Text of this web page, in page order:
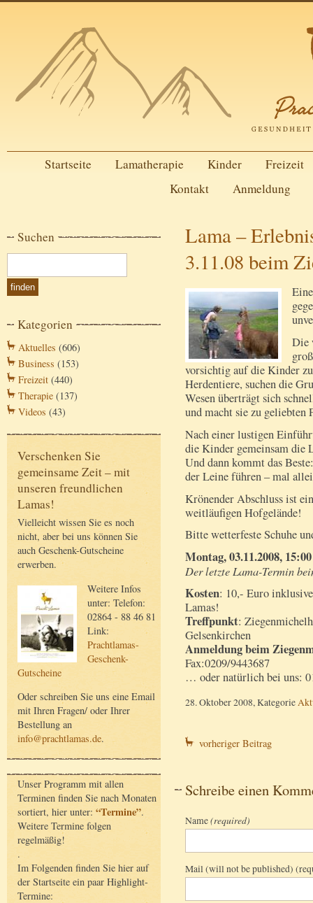
Startseite Lamatherapie Kinder
Freizeit
Kontakt
Anmeldung
Suchen
Kategorien
Aktuelles (606)
Business (153)
Freizeit (440)
Therapie (137)
Videos (43)
Verschenken Sie
gemeinsame Zeit – mit
unseren freundlichen
Lamas!
Vielleicht wissen Sie es noch
nicht, aber bei uns können Sie
auch Geschenk-Gutscheine
erwerben.
Weitere Infos
unter: Telefon:
02864 - 88 46 81
Link:
Prachtlamas-
Geschenk-
Gutscheine
Oder schreiben Sie uns eine Email
mit Ihren Fragen/ oder Ihrer
Bestellung an
info@prachtlamas.de.
Unser Programm mit allen
Terminen finden Sie nach Monaten
sortiert, hier unter: “Termine”.
Weitere Termine folgen
regelmäßig!
.
Im Folgenden finden Sie hier auf
der Startseite ein paar Highlight-
Termine:
Lama –
3.11.08 beim
Die
vorsichtig auf die Kinder
Herdentiere, suchen die
Wesen überträgt sich
und macht sie zu geliebten
Nach einer lustigen
die Kinder gemeinsam die
Und dann kommt das
der Leine führen – mal
Krönender Abschluss ist
weitläufigen Hofgelände!
Bitte wetterfeste Schuhe
Montag, 03.11.2008,
Der letzte Lama-Termin
Kosten: 10,- Euro
Lamas!
Treffpunkt:
Gelsenkirchen
Anmeldung beim
Fax:0209/9443687
… oder natürlich bei uns:
28. Oktober 2008, Kategorie
vorheriger Beitrag
Schreibe einen
Name(required)
Mail (will not be published)